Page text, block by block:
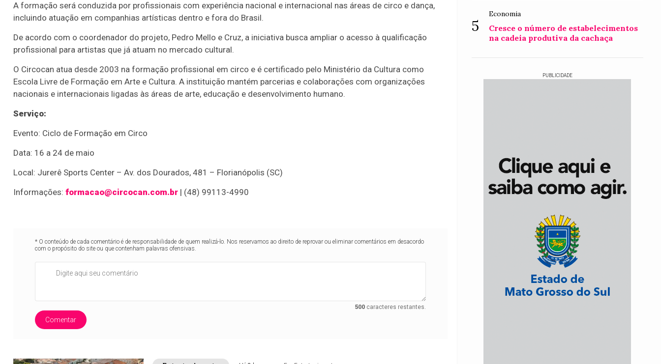
A formação será conduzida por profissionais com experiência nacional e internacional nas áreas de circo e dança,
incluindo atuação em companhias artísticas dentro e fora do Brasil.
De acordo com o coordenador do projeto, Pedro Mello e Cruz, a iniciativa busca ampliar o acesso à qualificação
profissional para artistas que já atuam no mercado cultural.
O Circocan atua desde 2003 na formação profissional em circo e é certificado pelo Ministério da Cultura como
Escola Livre de Formação em Arte e Cultura. A instituição mantém parcerias e colaborações com organizações
nacionais e internacionais ligadas às áreas de arte, educação e desenvolvimento humano.
Serviço:
Evento: Ciclo de Formação em Circo
Data: 16 a 24 de maio
Local: Jurerê Sports Center – Av. dos Dourados, 481 – Florianópolis (SC)
Informações: formacao@circocan.com.br | (48) 99113-4990
* O conteúdo de cada comentário é de responsabilidade de quem realizá-lo. Nos reservamos ao direito de reprovar ou eliminar comentários em desacordo
com o propósito do site ou que contenham palavras ofensivas.
500caracteres restantes.
Comentar
5
Economia
Cresce o número de estabelecimentos
na cadeia produtiva da cachaça
PUBLICIDADE